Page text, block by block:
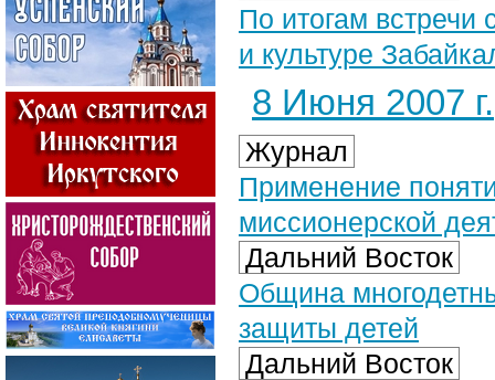
По итогам встречи
и культуре
8 Июня 2007 г.
Журнал
Применение
миссионерской
Дальний Восток
Община
защиты детей
Дальний Восток